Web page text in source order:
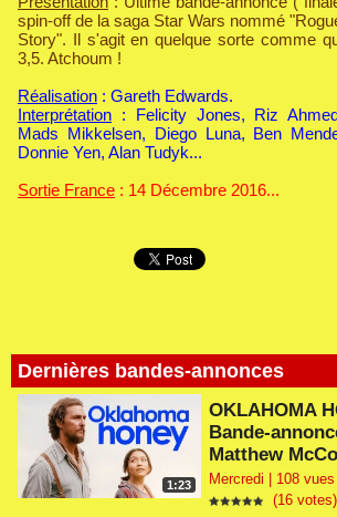
Dernières bandes-annonces
1:23
OKLAHOMA
Bande-
Matthew
Mercredi | 108 vues
(16 votes)
spin-off de la saga Star Wars nommé
Story". Il s'agit en quelque sorte comme
3,5. Atchoum !
Réalisation : Gareth Edwards.
Interprétation : Felicity Jones, Riz
Mads Mikkelsen, Diego Luna, Ben
Donnie Yen, Alan Tudyk...
Sortie France : 14 Décembre 2016...